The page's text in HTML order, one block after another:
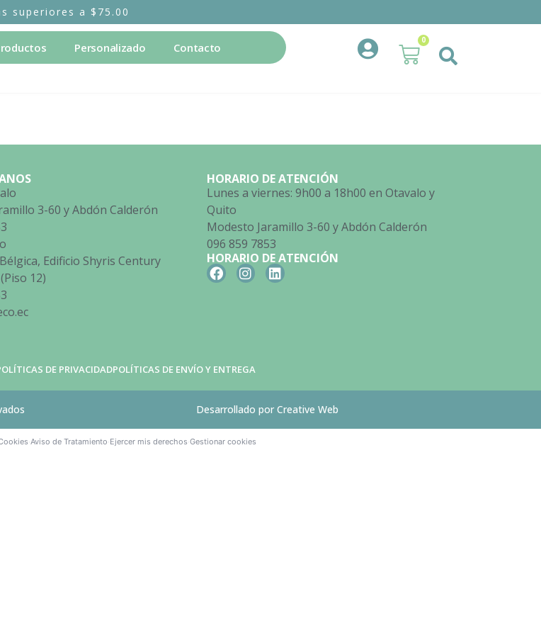
superiores a $75.00
Personalizado Contacto
0
3-60 y Abdón Calderón
Edificio Shyris Century
12)
HORARIO DE ATENCIÓN
Lunes a viernes: 9h00 a 18h00 en Otavalo y
Quito
Modesto Jaramillo 3-60 y Abdón Calderón
096 859 7853
HORARIO DE ATENCIÓN
DE PRIVACIDADPOLÍTICAS DE ENVÍO Y ENTREGA
Desarrollado por Creative Web
·Aviso de Tratamiento·Ejercer mis derechos·Gestionar cookies